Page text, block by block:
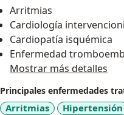
Arritmias
Cardiología
Cardiopatía isquémica
Enfermedad
Mostrar más detalles
Principales enfermedades
Arritmias Hipertensión